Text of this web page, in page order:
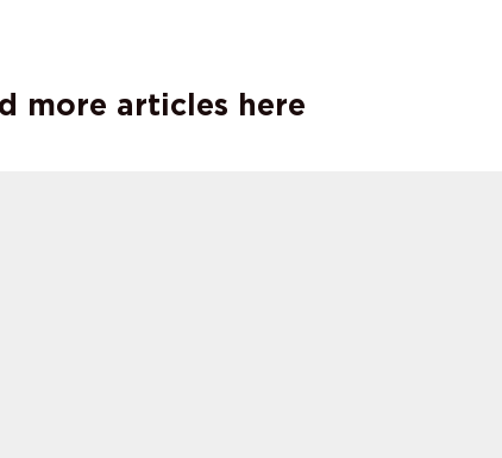
more articles here